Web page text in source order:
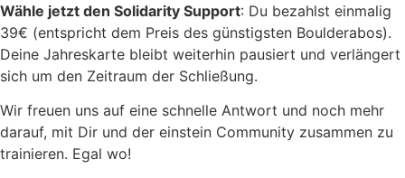
Wähle jetzt den Solidarity Support: Du bezahlst einmalig
39€ (entspricht dem Preis des günstigsten Boulderabos).
Deine Jahreskarte bleibt weiterhin pausiert und verlängert
sich um den Zeitraum der Schließung.
Wir freuen uns auf eine schnelle Antwort und noch mehr
darauf, mit Dir und der einstein Community zusammen zu
trainieren. Egal wo!